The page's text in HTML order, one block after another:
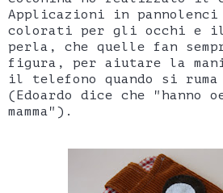
Applicazioni in
colorati per gli occhi e il
perla, che quelle fan
figura, per aiutare la
il telefono quando si
(Edoardo dice che "hanno
mamma").